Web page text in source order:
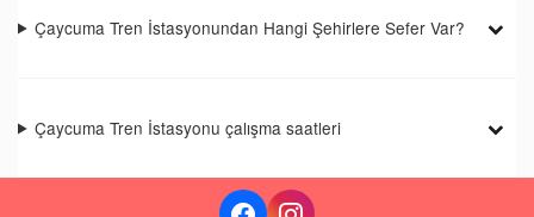
Çaycuma Tren İstasyonundan Hangi Şehirlere Sefer Var?
Çaycuma Tren İstasyonu çalışma saatleri